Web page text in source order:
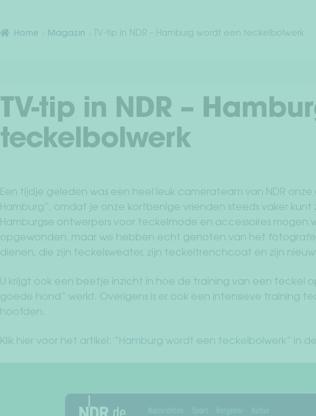
Home Magazin TV-tip in NDR – Hamburg wordt een teckelbolwerk
TV-tip in NDR –
teckelbolwerk
Een tijdje geleden was een heel leuk camerateam van NDR
Hamburg”, omdat je onze kortbenige vrienden steeds vaker kunt
Hamburgse ontwerpers voor teckelmode en accessoires mogen
opgewonden, maar we hebben echt genoten van het
dienen, die zijn teckelsweater, zijn teckeltrenchcoat en zijn
U krijgt ook een beetje inzicht in hoe de training van een teckel
goede hond” werkt. Overigens is er ook een intensieve training
hoofden.
Klik hier voor het artikel: “Hamburg wordt een teckelbolwerk” in